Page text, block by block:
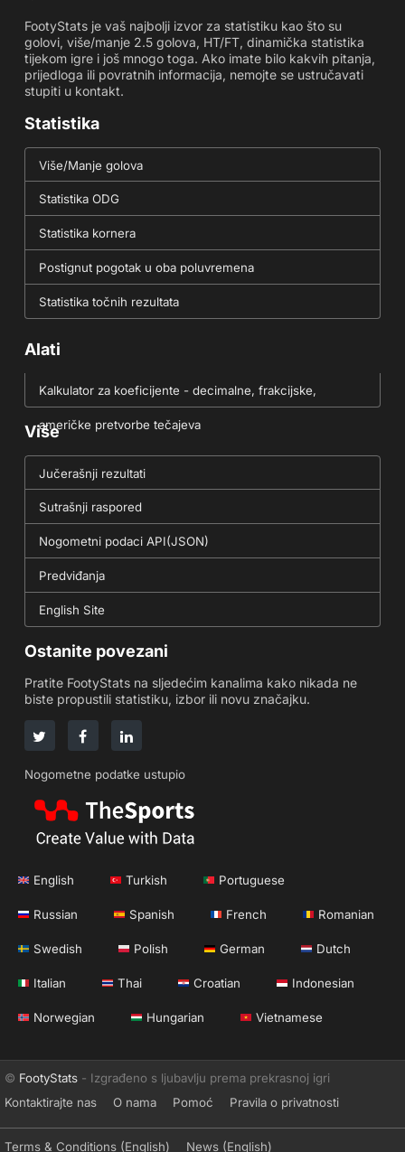
FootyStats je vaš najbolji izvor za statistiku kao što su
golovi, više/manje 2.5 golova, HT/FT, dinamička statistika
tijekom igre i još mnogo toga. Ako imate bilo kakvih pitanja,
prijedloga ili povratnih informacija, nemojte se ustručavati
stupiti u kontakt.
Statistika
Više/Manje golova
Statistika ODG
Statistika kornera
Postignut pogotak u oba poluvremena
Statistika točnih rezultata
Alati
Kalkulator za koeficijente - decimalne, frakcijske,
američke pretvorbe tečajeva
Više
Jučerašnji rezultati
Sutrašnji raspored
Nogometni podaci API(JSON)
Predviđanja
English Site
Ostanite povezani
Pratite FootyStats na sljedećim kanalima kako nikada ne
biste propustili statistiku, izbor ili novu značajku.
Nogometne podatke ustupio
English Turkish Portuguese
Russian Spanish French Romanian
Swedish Polish German Dutch
Italian Thai Croatian Indonesian
Norwegian Hungarian Vietnamese
© FootyStats - Izgrađeno s ljubavlju prema prekrasnoj igri
Kontaktirajte nas
O nama Pomoć Pravila o privatnosti
Terms & Conditions (English) News (English)